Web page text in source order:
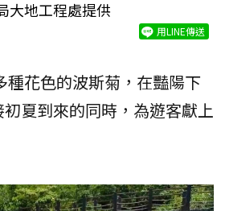
大地工程處提供
用LINE傳送
種花色的波斯菊，在豔陽下
夏到來的同時，為遊客獻上